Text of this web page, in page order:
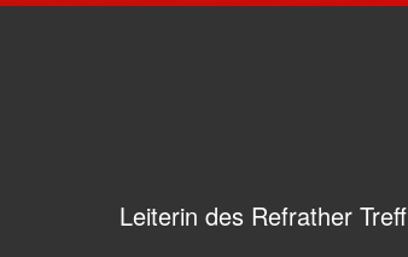
Leiterin des Refrather Treff